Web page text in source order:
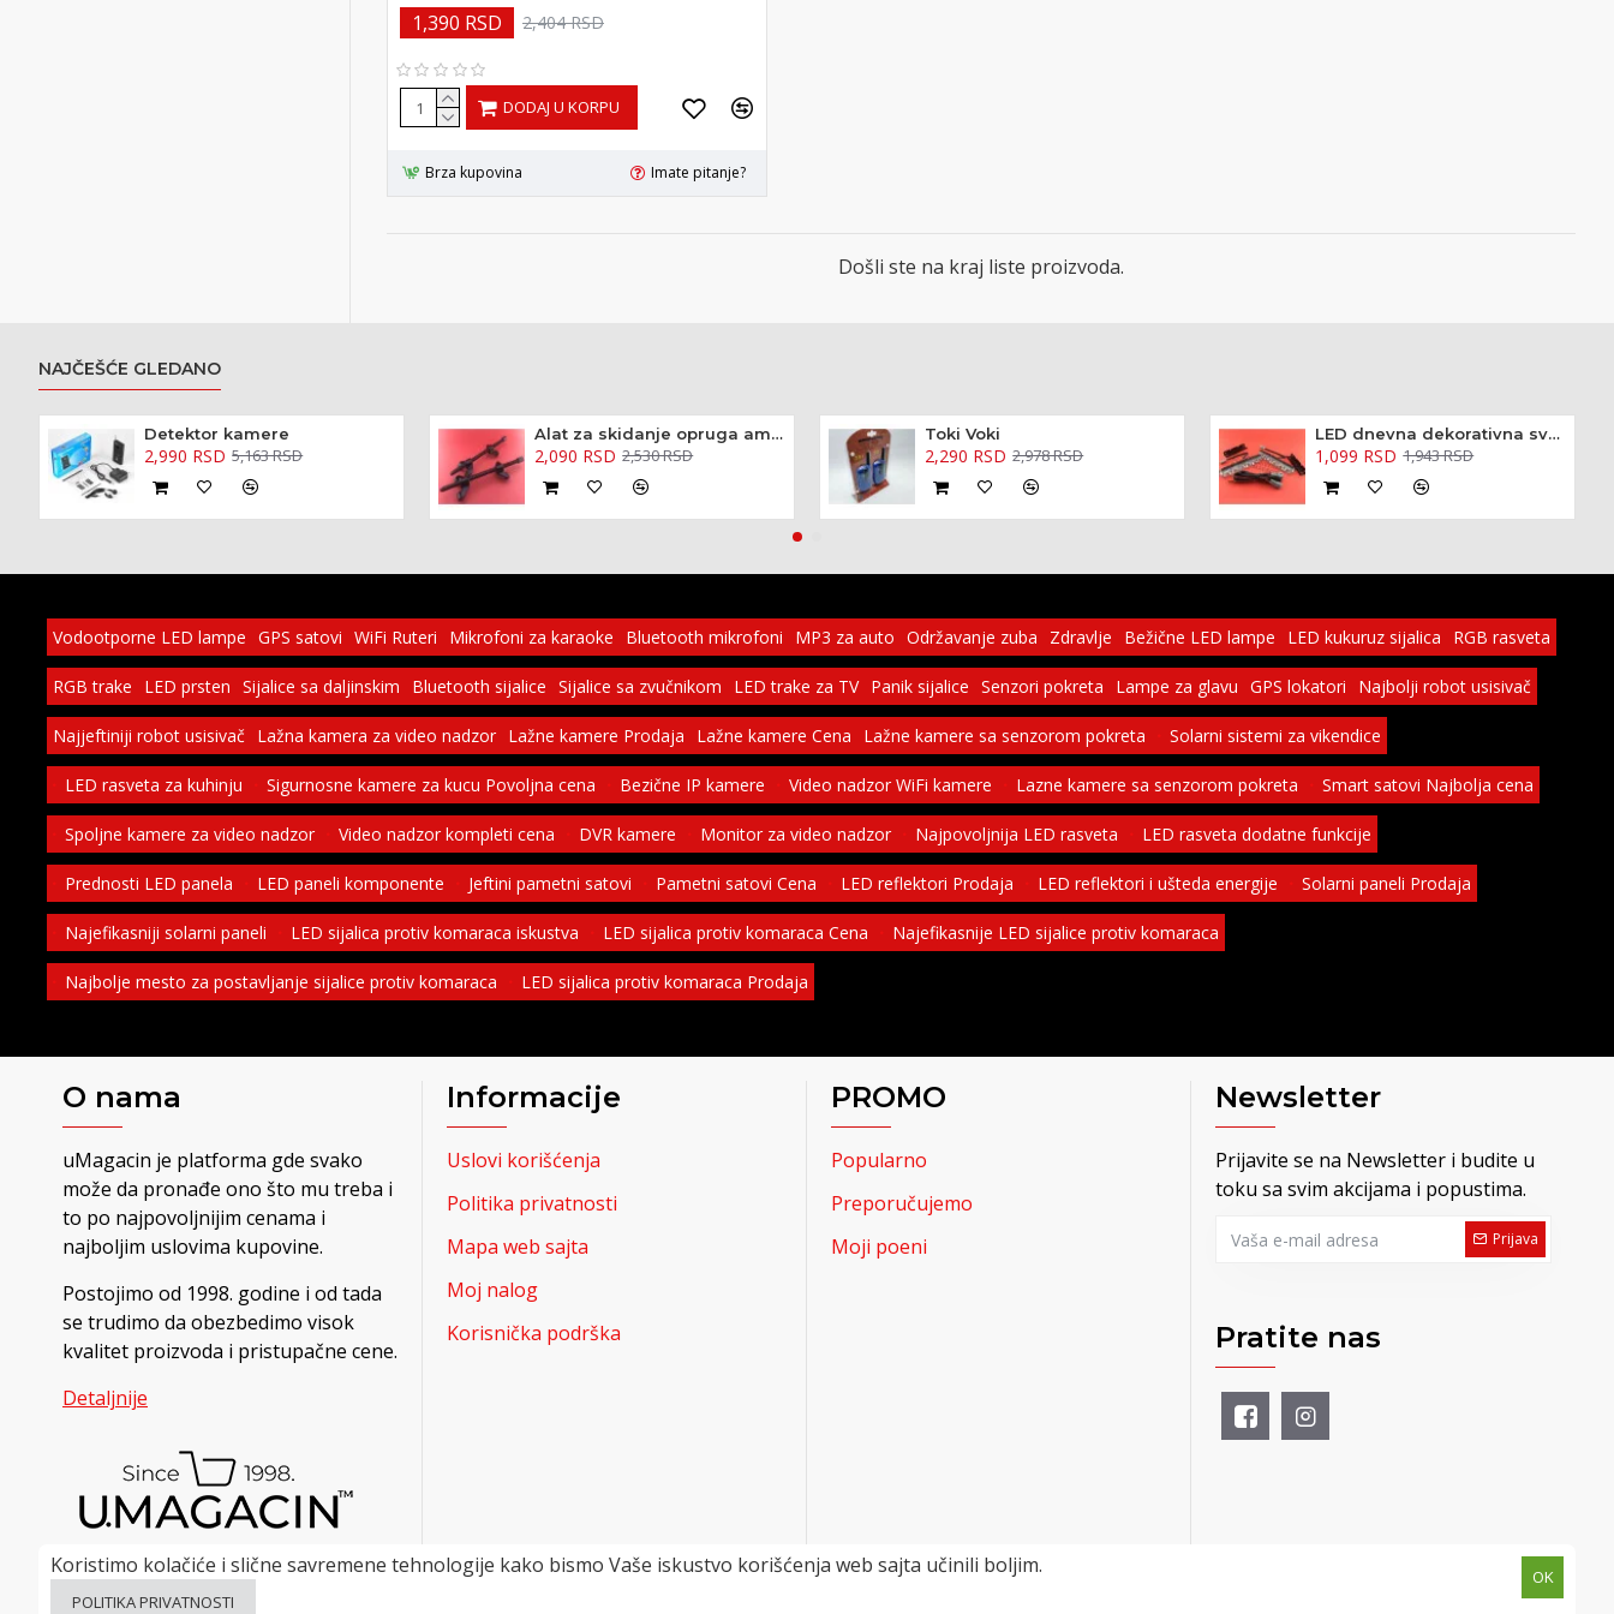
1,390 RSD 2,404 RSD
DODAJ U KORPU
Brza kupovina Imate pitanje?
Došli ste na kraj liste proizvoda.
NAJČEŠĆE GLEDANO
Detektor kamere
2,990 RSD 5,163 RSD
Alat za skidanje opruga amortizera - kovani 370mm
2,090 RSD 2,530 RSD
Toki Voki
2,290 RSD 2,978 RSD
LED dnevna dekorativna svetla 2 x 6 diode
1,099 RSD 1,943 RSD
Vodootporne LED lampe GPS satovi WiFi Ruteri Mikrofoni za karaoke Bluetooth mikrofoni MP3 za auto Održavanje zuba Zdravlje Bežične LED lampe LED kukuruz sijalica RGB rasveta
RGB trake LED prsten Sijalice sa daljinskim Bluetooth sijalice Sijalice sa zvučnikom LED trake za TV Panik sijalice Senzori pokreta Lampe za glavu GPS lokatori Najbolji robot usisivač
Najjeftiniji robot usisivač Lažna kamera za video nadzor Lažne kamere Prodaja Lažne kamere Cena Lažne kamere sa senzorom pokreta Solarni sistemi za vikendice
LED rasveta za kuhinju Sigurnosne kamere za kucu Povoljna cena Bezične IP kamere Video nadzor WiFi kamere Lazne kamere sa senzorom pokreta Smart satovi Najbolja cena
Spoljne kamere za video nadzor Video nadzor kompleti cena DVR kamere Monitor za video nadzor Najpovoljnija LED rasveta LED rasveta dodatne funkcije
Prednosti LED panela LED paneli komponente Jeftini pametni satovi Pametni satovi Cena LED reflektori Prodaja LED reflektori i ušteda energije Solarni paneli Prodaja
Najefikasniji solarni paneli LED sijalica protiv komaraca iskustva LED sijalica protiv komaraca Cena Najefikasnije LED sijalice protiv komaraca
Najbolje mesto za postavljanje sijalice protiv komaraca LED sijalica protiv komaraca Prodaja
O nama
uMagacin je platforma gde svako
može da pronađe ono što mu treba i
to po najpovoljnijim cenama i
najboljim uslovima kupovine.
Postojimo od 1998. godine i od tada
se trudimo da obezbedimo visok
kvalitet proizvoda i pristupačne cene.
Detaljnije
Informacije
Uslovi korišćenja
Politika privatnosti
Mapa web sajta
Moj nalog
Korisnička podrška
PROMO
Popularno
Preporučujemo
Moji poeni
Newsletter
Prijavite se na Newsletter i budite u
toku sa svim akcijama i popustima.
Prijava
Pratite nas
OK
Koristimo kolačiće i slične savremene tehnologije kako bismo Vaše iskustvo korišćenja web sajta učinili boljim.
POLITIKA PRIVATNOSTI